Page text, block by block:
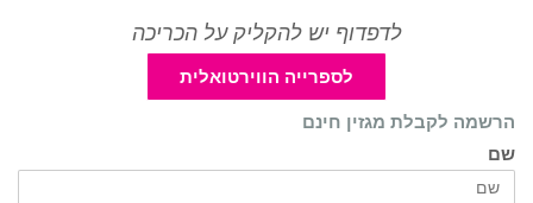
לדפדוף יש להקליק על הכריכה
לספרייה הווירטואלית
הרשמה לקבלת מגזין חינם
שם